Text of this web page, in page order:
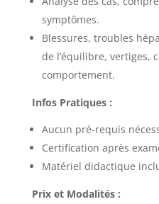
symptômes.
Blessures, troubles
de l’équilibre, vertiges,
comportement.
Infos Pratiques :
Aucun pré-requis
Certification après
Matériel didactique
Prix et Modalités :